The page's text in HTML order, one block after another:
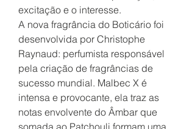
excitação e o interesse.
A nova fragrância do Boticário foi
desenvolvida por Christophe
Raynaud: perfumista responsável
pela criação de fragrâncias de
sucesso mundial. Malbec X é
intensa e provocante, ela traz as
notas envolvente do Âmbar que